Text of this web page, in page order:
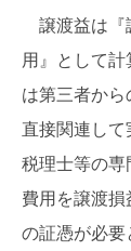
譲渡益は『
用』として計
は第三者か
直接関連して
税理士等の専
費用を譲渡
の証憑が必要